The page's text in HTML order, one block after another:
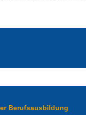
Berufsausbildung